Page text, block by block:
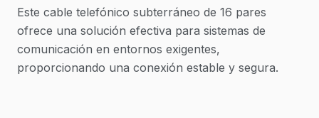
Este cable telefónico subterráneo de 16 pares
ofrece una solución efectiva para sistemas de
comunicación en entornos exigentes,
proporcionando una conexión estable y segura.